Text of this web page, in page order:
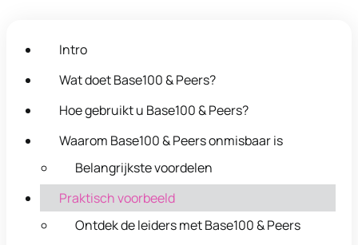
Intro
Wat doet Base100 & Peers?
Hoe gebruikt u Base100 & Peers?
Waarom Base100 & Peers onmisbaar is
Belangrijkste voordelen
Praktisch voorbeeld
Ontdek de leiders met Base100 & Peers